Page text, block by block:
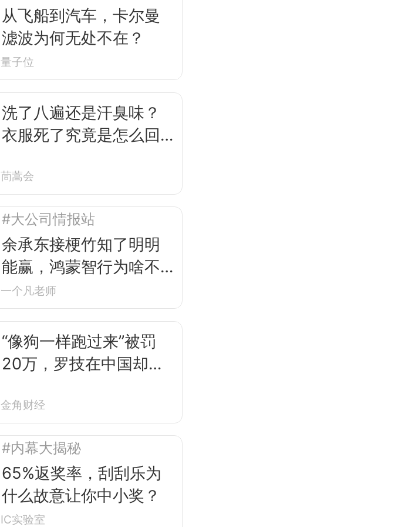
从飞船到汽车，卡尔曼
滤波为何无处不在？
量子位
洗了八遍还是汗臭味？
衣服死了究竟是怎么回
茼蒿会
#大公司情报站
余承东接梗竹知了明明
能赢，鸿蒙智行为啥不
让？
一个凡老师
“像狗一样跑过来”被罚
20万，罗技在中国却卖
金角财经
#内幕大揭秘
65%返奖率，刮刮乐为
什么故意让你中小奖？
IC实验室